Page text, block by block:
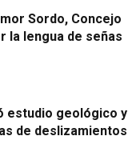
Sordo, Concejo
la lengua de señas
estudio geológico y
de deslizamientos